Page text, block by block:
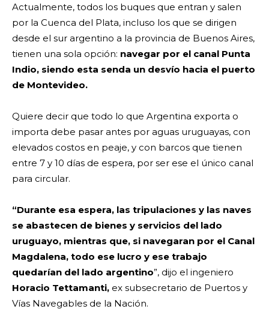
Actualmente, todos los buques que entran y salen
por la Cuenca del Plata, incluso los que se dirigen
desde el sur argentino a la provincia de Buenos Aires,
tienen una sola opción: navegar por el canal Punta
Indio, siendo esta senda un desvío hacia el puerto
de Montevideo.
Quiere decir que todo lo que Argentina exporta o
importa debe pasar antes por aguas uruguayas, con
elevados costos en peaje, y con barcos que tienen
entre 7 y 10 días de espera, por ser ese el único canal
para circular.
“Durante esa espera, las tripulaciones y las naves
se abastecen de bienes y servicios del lado
uruguayo, mientras que, si navegaran por el Canal
Magdalena, todo ese lucro y ese trabajo
quedarían del lado argentino”, dijo el ingeniero
Horacio Tettamanti, ex subsecretario de Puertos y
Vías Navegables de la Nación.